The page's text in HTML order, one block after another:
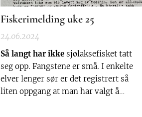
Fiskerimelding uke 25
24.06.2024
Så langt har ikkesjølaksefisket tatt
seg opp. Fangstene er små. I enkelte
elver lenger sør er det registrert så
liten oppgang at man har valgt å